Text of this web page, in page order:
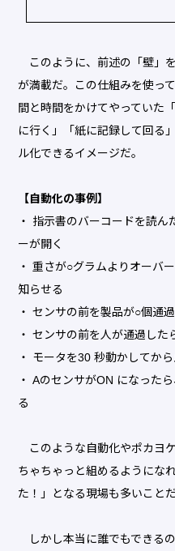
このように、前述の「壁」
が満載だ。この仕組みを使っ
間と時間をかけてやっていた
に行く」「紙に記録して回る
ル化できるイメージだ。
【自動化の事例】
・ 指示書のバーコードを読
ーが開く
・ 重さが○グラムよりオーバ
知らせる
・ センサの前を製品が○個通
・ センサの前を人が通過し
・ モータを30 秒動かしてか
・ AのセンサがON になった
る
このような自動化やポカヨ
ちゃちゃっと組めるようにな
た！」となる現場も多いことだ
しかし本当に誰でもできる